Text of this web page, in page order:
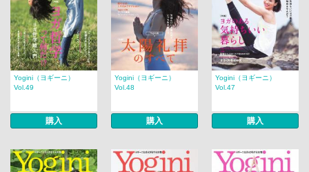
Yogini（ヨギーニ）
Vol.49
購入
Yogini（ヨギーニ）
Vol.48
購入
Yogini（ヨギーニ）
Vol.47
購入